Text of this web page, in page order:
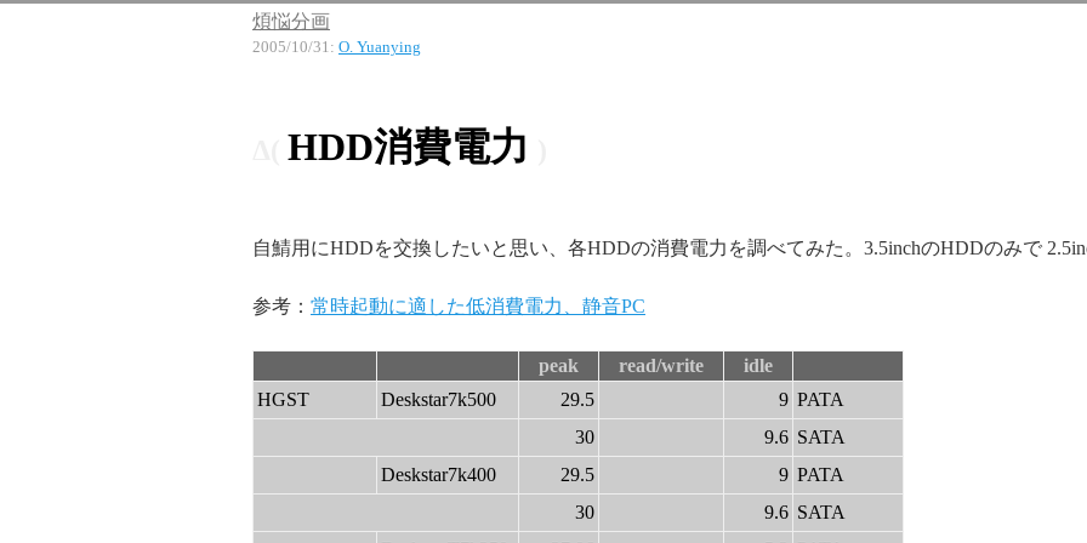
煩悩分画
2005/10/31: O. Yuanying
HDD消費電力
自鯖用にHDDを交換したいと思い、各HDDの消費電力を調べてみた。3.5inchのHDDのみで
参考： 常時起動に適した低消費電力、静音PC
peak read/write
idle
HGST
Deskstar7k500 29.5 9 PATA
30
9.6 SATA
Deskstar7k400
29.5 9 PATA
30
9.6 SATA